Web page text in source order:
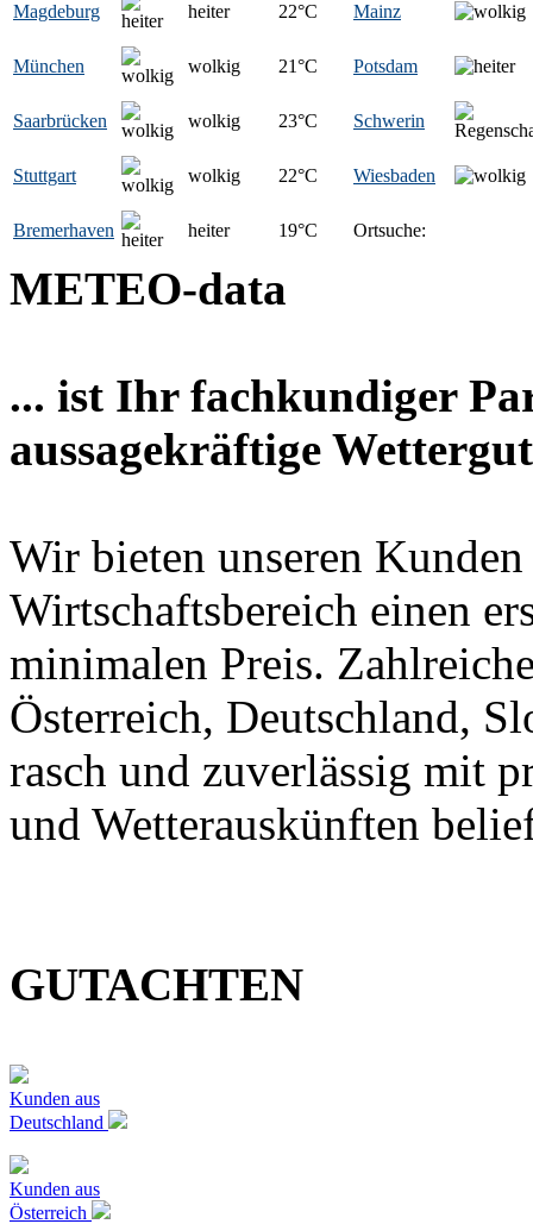
Magdeburg heiter 22°C Mainz
München wolkig 21°C Potsdam
Saarbrücken wolkig 23°C Schwerin
Stuttgart wolkig 22°C Wiesbaden
Bremerhaven heiter 19°C Ortsuche:
METEO-data
... ist Ihr fachkundiger
aussagekräftige
Wir bieten unseren
Wirtschaftsbereich einen
minimalen Preis.
Österreich, Deutschland,
rasch und zuverlässig mit
und Wetterauskünften
GUTACHTEN
Kunden aus
Deutschland
Kunden aus
Österreich